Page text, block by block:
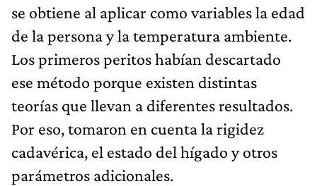
se obtiene al aplicar como variables la edad
de la persona y la temperatura ambiente.
Los primeros peritos habían descartado
ese método porque existen distintas
teorías que llevan a diferentes resultados.
Por eso, tomaron en cuenta la rigidez
cadavérica, el estado del hígado y otros
parámetros adicionales.